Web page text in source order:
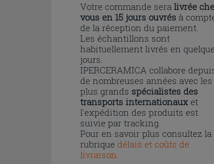
Votre commande sera livrée
vous en 15 jours ouvrés à
de la réception du paiement.
Les échantillons sont
habituellement livrés en
jours.
IPERCERAMICA collabore
de nombreuses années avec les
plus grands spécialistes des
transports internationaux et
l'expédition des produits est
suivie par tracking.
Pour en savoir plus consultez la
rubrique délais et coûts de
livraison.